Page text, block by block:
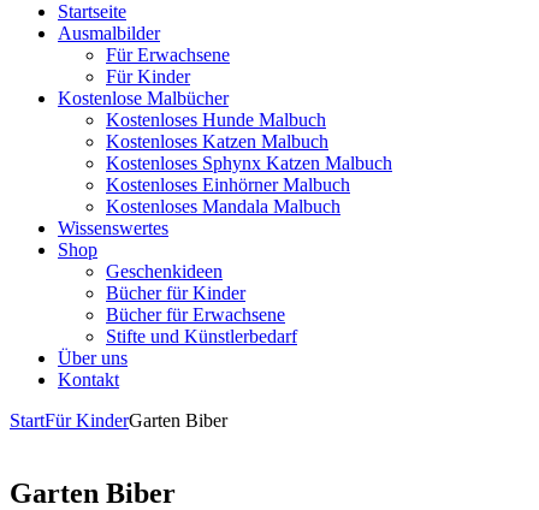
Startseite
Ausmalbilder
Für Erwachsene
Für Kinder
Kostenlose Malbücher
Kostenloses Hunde Malbuch
Kostenloses Katzen Malbuch
Kostenloses Sphynx Katzen Malbuch
Kostenloses Einhörner Malbuch
Kostenloses Mandala Malbuch
Wissenswertes
Shop
Geschenkideen
Bücher für Kinder
Bücher für Erwachsene
Stifte und Künstlerbedarf
Über uns
Kontakt
StartFür KinderGarten Biber
Garten Biber